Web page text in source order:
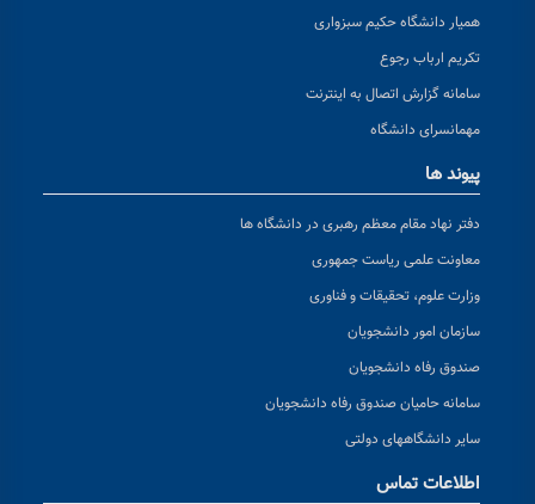
همیار دانشگاه حکیم سبزواری
تکریم ارباب رجوع
سامانه گزارش اتصال به اینترنت
مهمانسرای دانشگاه
پیوند ها
دفتر نهاد مقام معظم رهبری در دانشگاه ها
معاونت علمی ریاست جمهوری
وزارت علوم، تحقیقات و فناوری
سازمان امور دانشجویان
صندوق رفاه دانشجویان
سامانه حامیان صندوق رفاه دانشجویان
سایر دانشگاههای دولتی
اطلاعات تماس